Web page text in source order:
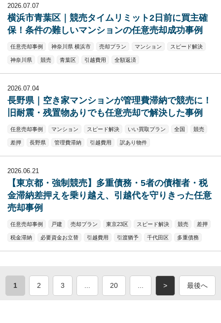
2026.07.07
横浜市青葉区｜競売タイムリミット2日前に買主確
保！条件の難しいマンションの任意売却成功事例
任意売却事例 神奈川県 横浜市 売却プラン マンション スピード解決
神奈川県 競売 青葉区 引越費用 全額返済
2026.07.04
長野県｜空き家マンションが管理費滞納で競売に！
旧耐震・残置物ありでも任意売却で解決した事例
任意売却事例 マンション スピード解決 いい買取プラン 全国 競売
差押 長野県 管理費滞納 引越費用 訳あり物件
2026.06.21
【東京都・強制競売】多重債務・5者の債権者・税
金滞納差押えを乗り越え、引越代を守りきった任意
売却事例
任意売却事例 戸建 売却プラン 東京23区 スピード解決 競売 差押
税金滞納 必要資金お立替 引越費用 引渡猶予 千代田区 多重債務
1 2 3 20 > 最後へ